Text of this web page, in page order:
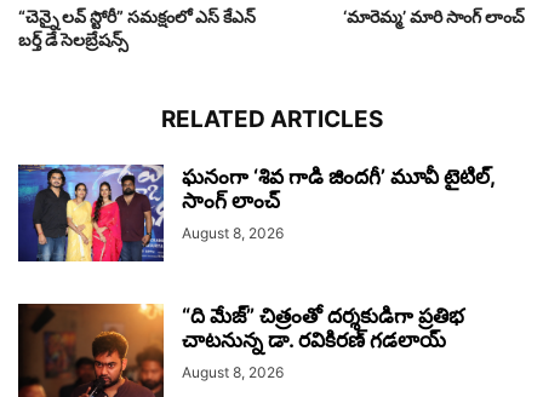
“చెన్నై లవ్ స్టోరీ” సమక్షంలో ఎస్ కేఎన్
బర్త్ డే సెలబ్రేషన్స్
‘మారెమ్మ’ మారి సాంగ్ లాంచ్
RELATED ARTICLES
ఘనంగా ‘శివ గాడి జింద‌గీ’ మూవీ టైటిల్,
సాంగ్ లాంచ్
August 8, 2026
“ది మేజ్” చిత్రంతో దర్శకుడిగా ప్రతిభ
చాటనున్న డా. రవికిరణ్ గడలాయ్
August 8, 2026